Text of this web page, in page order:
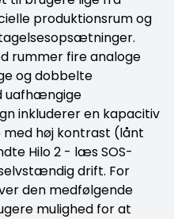
produktionsrum og
rummer fire analoge
og dobbelte
uafhængige
inkluderer en kapacitiv
høj kontrast (lånt
Hilo 2 - læs SOS-
drift. For
den medfølgende
mulighed for at